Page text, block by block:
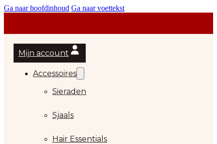
Ga naar hoofdinhoud Ga naar voettekst
Mijn account
Accessoires
Sieraden
Sjaals
Hair Essentials